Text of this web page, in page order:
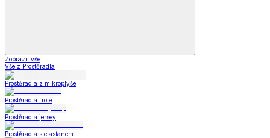
Zobrazit vše
Vše z Prostěradla
Prostěradla z mikroplyše
Prostěradla froté
Prostěradla jersey
Prostěradla s elastanem